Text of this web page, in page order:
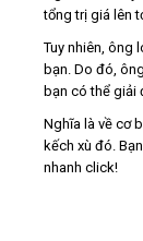
tổng trị giá lên
Tuy nhiên, ông
bạn. Do đó,
bạn có thể giải
Nghĩa là về cơ
kếch xù đó.
nhanh click!